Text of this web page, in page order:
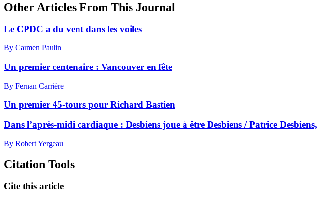
Other Articles From This Journal
Le CPDC a du vent dans les voiles
By Carmen Paulin
Un premier centenaire : Vancouver en fête
By Fernan Carrière
Un premier 45-tours pour Richard Bastien
Dans l’après-midi cardiaque : Desbiens joue à être Desbiens / Patrice Desbiens,
By Robert Yergeau
Citation Tools
Cite this article